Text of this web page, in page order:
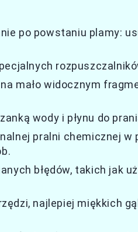
po powstaniu plamy:
mało widocznym
wody i płynu do
pralni chemicznej w
błędów, takich jak
najlepiej miękkich